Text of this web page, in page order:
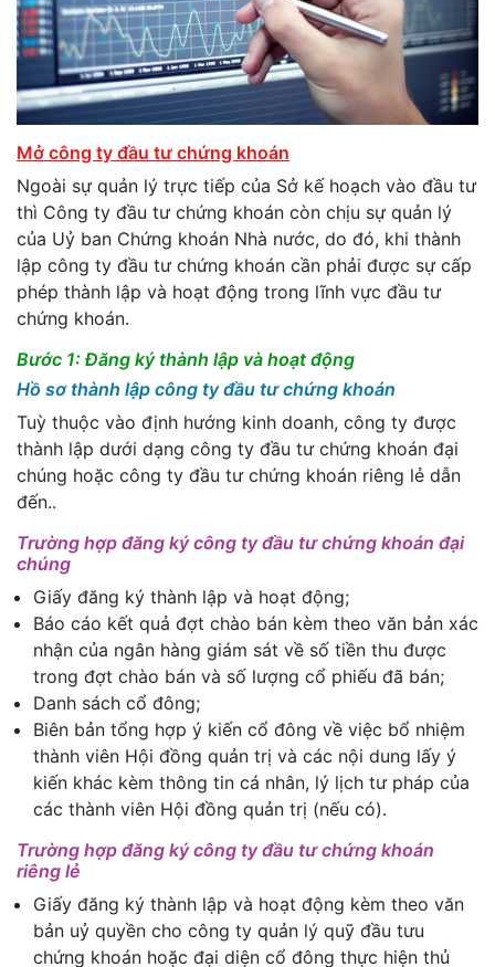
Mở công ty đầu tư chứng khoán
Ngoài sự quản lý trực tiếp của Sở kế hoạch vào đầu tư
thì Công ty đầu tư chứng khoán còn chịu sự quản lý
của Uỷ ban Chứng khoán Nhà nước, do đó, khi thành
lập công ty đầu tư chứng khoán cần phải được sự cấp
phép thành lập và hoạt động trong lĩnh vực đầu tư
chứng khoán.
Bước 1: Đăng ký thành lập và hoạt động
Hồ sơ thành lập công ty đầu tư chứng khoán
Tuỳ thuộc vào định hướng kinh doanh, công ty được
thành lập dưới dạng công ty đầu tư chứng khoán đại
chúng hoặc công ty đầu tư chứng khoán riêng lẻ dẫn
đến..
Trường hợp đăng ký công ty đầu tư chứng khoán đại
chúng
Giấy đăng ký thành lập và hoạt động;
Báo cáo kết quả đợt chào bán kèm theo văn bản xác
nhận của ngân hàng giám sát về số tiền thu được
trong đợt chào bán và số lượng cổ phiếu đã bán;
Danh sách cổ đông;
Biên bản tổng hợp ý kiến cổ đông về việc bổ nhiệm
thành viên Hội đồng quản trị và các nội dung lấy ý
kiến khác kèm thông tin cá nhân, lý lịch tư pháp của
các thành viên Hội đồng quản trị (nếu có).
Trường hợp đăng ký công ty đầu tư chứng khoán
riêng lẻ
Giấy đăng ký thành lập và hoạt động kèm theo văn
bản uỷ quyền cho công ty quản lý quỹ đầu tưu
chứng khoán hoặc đại diện cổ đông thực hiện thủ